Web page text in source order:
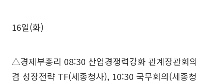
16일(화)
△경제부총리 08:30 산업경쟁력강화 관계장관회의
겸 성장전략 TF(세종청사), 10:30 국무회의(세종청